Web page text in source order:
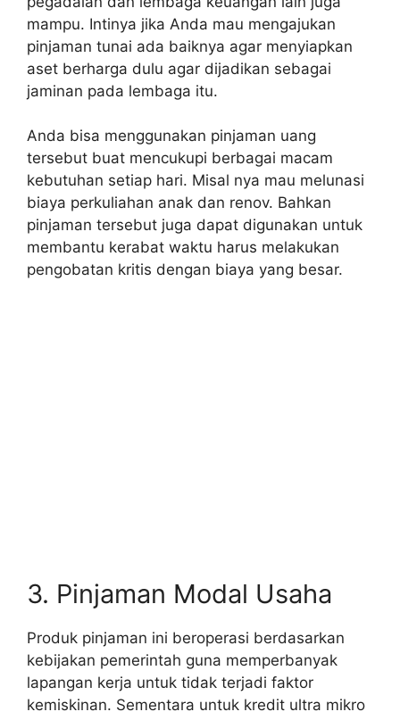
mampu. Intinya jika Anda mau mengajukan
pinjaman tunai ada baiknya agar menyiapkan
aset berharga dulu agar dijadikan sebagai
jaminan pada lembaga itu.
Anda bisa menggunakan pinjaman uang
tersebut buat mencukupi berbagai macam
kebutuhan setiap hari. Misal nya mau melunasi
biaya perkuliahan anak dan renov. Bahkan
pinjaman tersebut juga dapat digunakan untuk
membantu kerabat waktu harus melakukan
pengobatan kritis dengan biaya yang besar.
3. Pinjaman Modal Usaha
Produk pinjaman ini beroperasi berdasarkan
kebijakan pemerintah guna memperbanyak
lapangan kerja untuk tidak terjadi faktor
kemiskinan. Sementara untuk kredit ultra mikro